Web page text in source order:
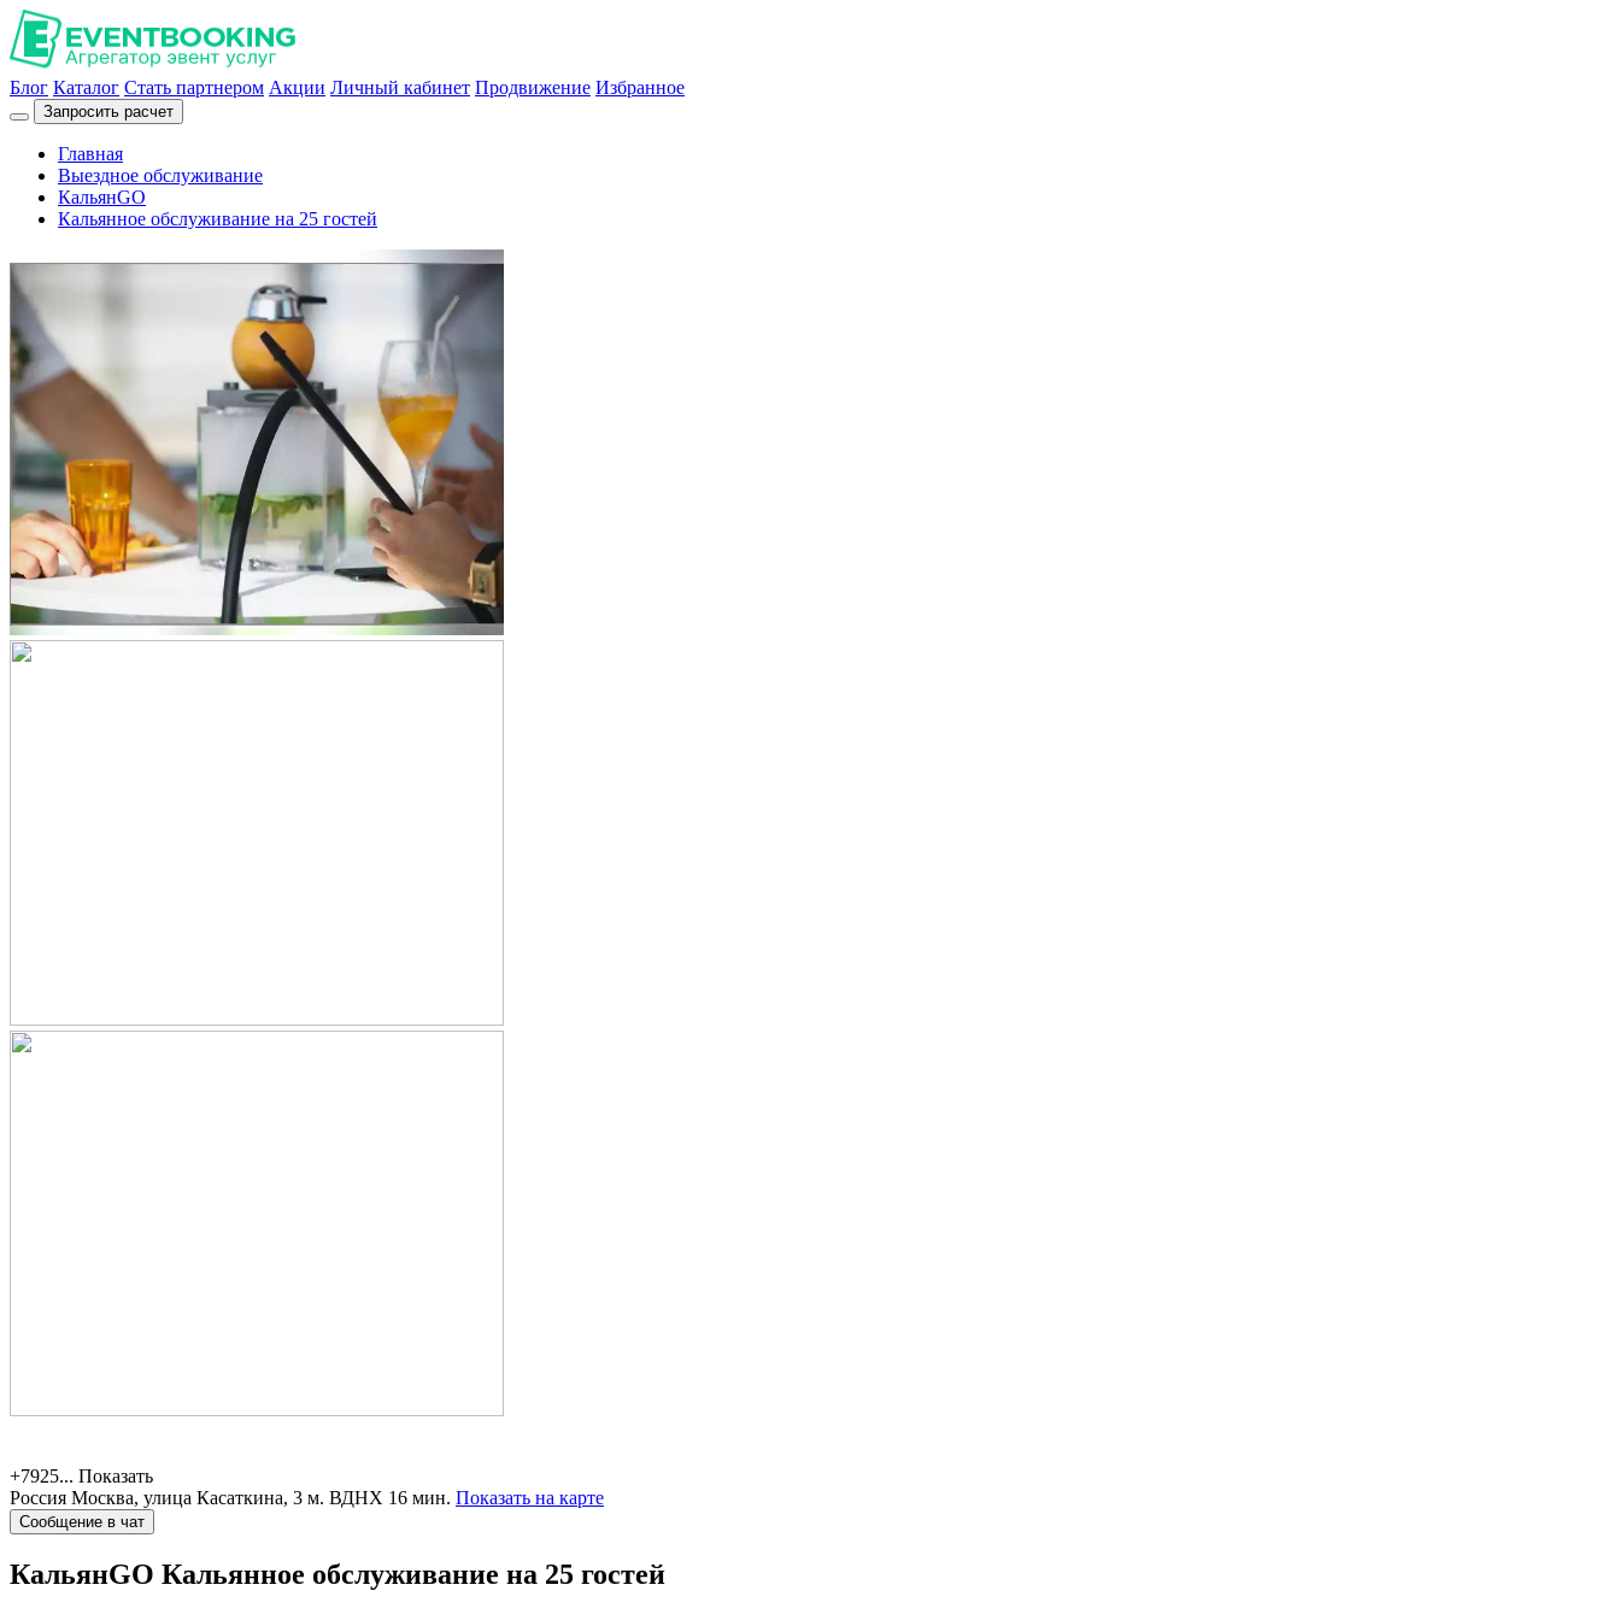
Блог Каталог Стать партнером Акции Личный кабинет Продвижение Избранное
Запросить расчет
Главная
Выездное обслуживание
КальянGO
Кальянное обслуживание на 25 гостей
+7925... Показать
Россия Москва, улица Касаткина, 3 м. ВДНХ 16 мин. Показать на карте
Сообщение в чат
КальянGO Кальянное обслуживание на 25 гостей